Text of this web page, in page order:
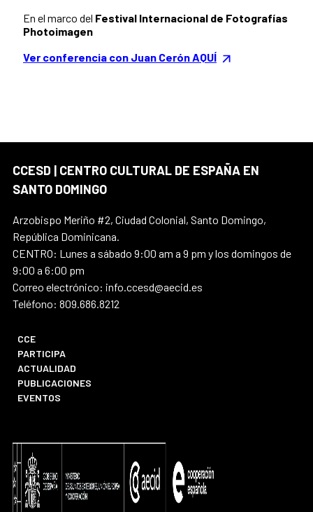
En el marco del Festival Internacional de Fotografías
Photoimagen
Ver conferencia con Juan Cerón AQUÍ
CCESD | CENTRO CULTURAL DE ESPAÑA EN
SANTO DOMINGO
Arzobispo Meriño #2, Ciudad Colonial, Santo Domingo,
República Dominicana.
CENTRO: Lunes a sábado 9:00 am a 9 pm y los domingos de
9:00 a 6:00 pm
Correo electrónico: info.ccesd@aecid.es
Teléfono: 809.686.8212
CCE
PARTICIPA
ACTUALIDAD
PUBLICACIONES
EVENTOS